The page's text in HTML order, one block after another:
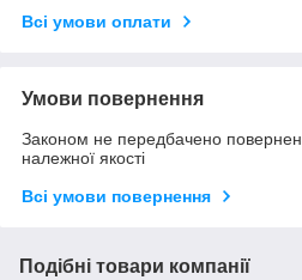
Всі умови оплати
Умови повернення
Законом не передбачено
належної якості
Всі умови повернення
Подібні товари компанії